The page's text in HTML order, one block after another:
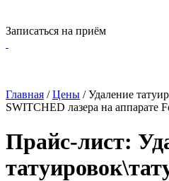
Записаться на приём
Главная /Цены /Удаление
SWITCHED лазера на аппарате
Прайс-лист: